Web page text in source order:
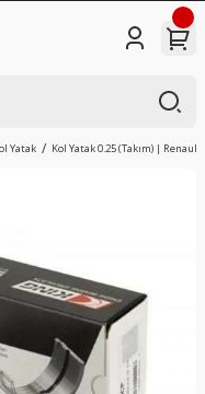
Yatak Kol Yatak 0.25 (Takım) |